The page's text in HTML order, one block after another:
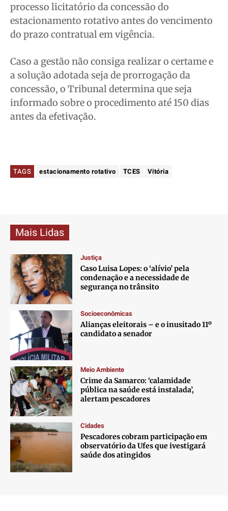
processo licitatório da concessão do
estacionamento rotativo antes do vencimento
do prazo contratual em vigência.
Caso a gestão não consiga realizar o certame e
a solução adotada seja de prorrogação da
concessão, o Tribunal determina que seja
informado sobre o procedimento até 150 dias
antes da efetivação.
TAGS estacionamento rotativo TCES Vitória
Mais Lidas
Justiça
Caso Luisa Lopes: o ‘alívio’ pela
condenação e a necessidade de
segurança no trânsito
Socioeconômicas
Alianças eleitorais – e o inusitado 11º
candidato a senador
Meio Ambiente
Crime da Samarco: ‘calamidade
pública na saúde está instalada’,
alertam pescadores
Cidades
Pescadores cobram participação em
observatório da Ufes que ivestigará
saúde dos atingidos